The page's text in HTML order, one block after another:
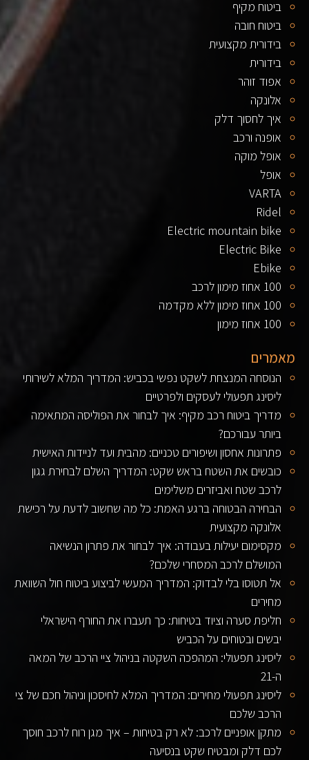
ביטוח מקיף
ביטוח חובה
בידורית מקצועית
בידורית
אפוד זוהר
אלונקה
איך לחסוך דלק
אופנה ורכב
אופל מוקה
אופל
VARTA
Ridel
Electric mountain bike
Electric Bike
Ebike
100 אחוז מימון לרכב
100 אחוז מימון ללא מקדמה
100 אחוז מימון
מאמרים
הנוסחה המנצחת לשקט נפשי בכביש: המדריך המלא לשירותי
ליסינג תפעולי לעסקים ולפרטיים
מדריך ביטוח רכב מקיף: איך לבחור את הפוליסה המתאימה
ביותר עבורכם?
פתרונות אחסון ושיפורים טכניים: מהבית ועד לניידות האישית
כובשים את השטח בראש שקט: המדריך השלם לבחירת גגון
לרכב שטח ואביזרים משלימים
הבחירה הבטוחה ברגע האמת: כל מה שחשוב לדעת על רכישת
אלונקה מקצועית
מקסימום יעילות בעבודה: איך לבחור את פתרון הנשיאה
המושלם לרכב המסחרי שלכם?
אל תטוסו בלי לבדוק: המדריך המעשי לביצוע ביטוח חול השוואת
מחירים
חליפת סערה וציוד בטיחות: כך תעברו את החורף הישראלי
יבשים ובטוחים על הכביש
ליסינג תפעולי: המהפכה השקטה בניהול ציי הרכב של המאה
ה-21
ליסינג תפעולי מחירים: המדריך המלא לחיסכון וניהול חכם של צי
הרכב שלכם
מתקן אופניים לרכב: לא רק בטיחות – איך מגן רוח לרכב חוסך
לכם דלק ומבטיח שקט בנסיעה